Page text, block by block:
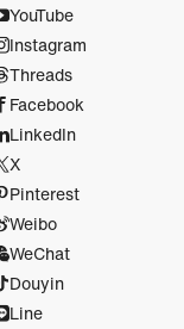
YouTube
Instagram
Threads
Facebook
LinkedIn
X
Pinterest
Weibo
WeChat
Douyin
Line